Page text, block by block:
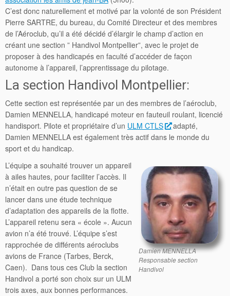
C’est donc naturellement et motivé par la volonté de son Président
Pierre SARTRE, du bureau, du Comité Directeur et des membres
de l’Aéroclub, qu’il a été décidé d’élargir le champ d’action en
créant une section ” Handivol Montpellier”, avec le projet de
proposer à des handicapés en faculté d’accéder de façon
autonome à l’appareil, l’apprentissage du pilotage.
La section Handivol Montpellier:
Cette section est représentée par un des membres de l’aéroclub,
Damien MENNELLA, handicapé moteur en fauteuil roulant, licencié
handisport. Pilote et propriétaire d’un ULM CTLS
adapté,
Damien MENNELLA est également très actif dans le monde du
sport et du handicap.
Damien MENNELLA
Responsable section
Handivol
L’équipe a souhaité trouver un appareil
à ailes hautes, pour faciliter l’accès. Il
n’était en outre pas question de se
lancer dans une étude technique
d’adaptation des appareils de la flotte.
L’appareil retenu sera « école ». Aucun
avion n’a été trouvé. L’équipe s’est
rapprochée de différents aéroclubs
avions de France (Tarbes, Berck,
Caen). Dans tous ces Club la section
Handivol a porté son choix sur un ULM
trois axes, aux bonnes performances.